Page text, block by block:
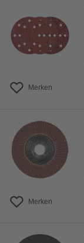
Merken
Merken